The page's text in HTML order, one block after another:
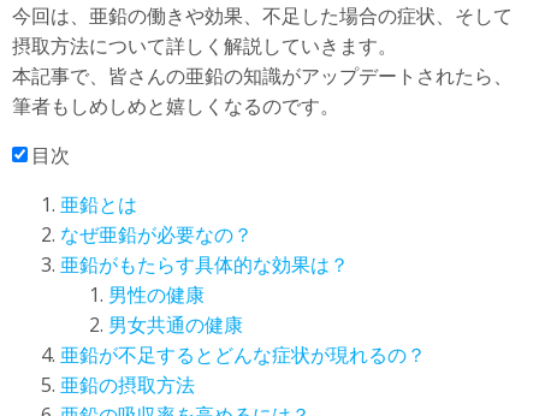
今回は、亜鉛の働きや効果、不足した場合の症状、そして
摂取方法について詳しく解説していきます。
本記事で、皆さんの亜鉛の知識がアップデートされたら、
筆者もしめしめと嬉しくなるのです。
目次
亜鉛とは
なぜ亜鉛が必要なの？
亜鉛がもたらす具体的な効果は？
男性の健康
男女共通の健康
亜鉛が不足するとどんな症状が現れるの？
亜鉛の摂取方法